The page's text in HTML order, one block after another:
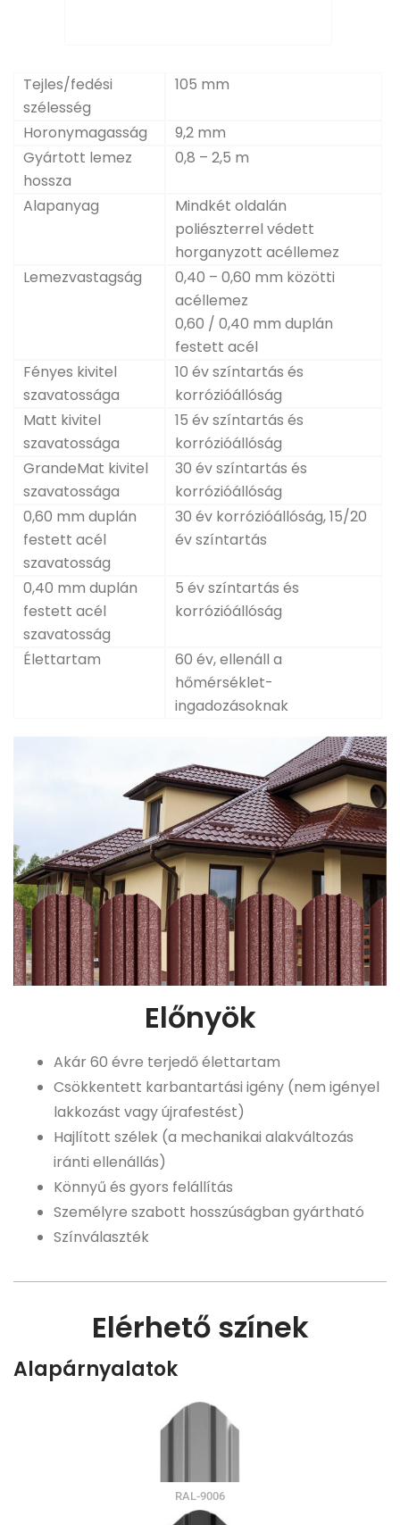
Tejles/fedési
szélesség
105 mm
Horonymagasság
9,2 mm
Gyártott lemez
hossza
0,8 – 2,5 m
Alapanyag
Mindkét oldalán
poliészterrel védett
horganyzott acéllemez
Lemezvastagság
0,40 – 0,60 mm közötti
acéllemez
0,60 / 0,40 mm duplán
festett acél
Fényes kivitel
szavatossága
10 év színtartás és
korrózióállóság
Matt kivitel
szavatossága
15 év színtartás és
korrózióállóság
GrandeMat kivitel
szavatossága
30 év színtartás és
korrózióállóság
0,60 mm duplán
festett acél
szavatosság
30 év korrózióállóság, 15/20
év színtartás
0,40 mm duplán
festett acél
szavatosság
5 év színtartás és
korrózióállóság
Élettartam
60 év, ellenáll a
hőmérséklet-
ingadozásoknak
Előnyök
Akár 60 évre terjedő élettartam
Csökkentett karbantartási igény (nem igényel
lakkozást vagy újrafestést)
Hajlított szélek (a mechanikai alakváltozás
iránti ellenállás)
Könnyű és gyors felállítás
Személyre szabott hosszúságban gyártható
Színválaszték
Elérhető színek
Alapárnyalatok
RAL-9006